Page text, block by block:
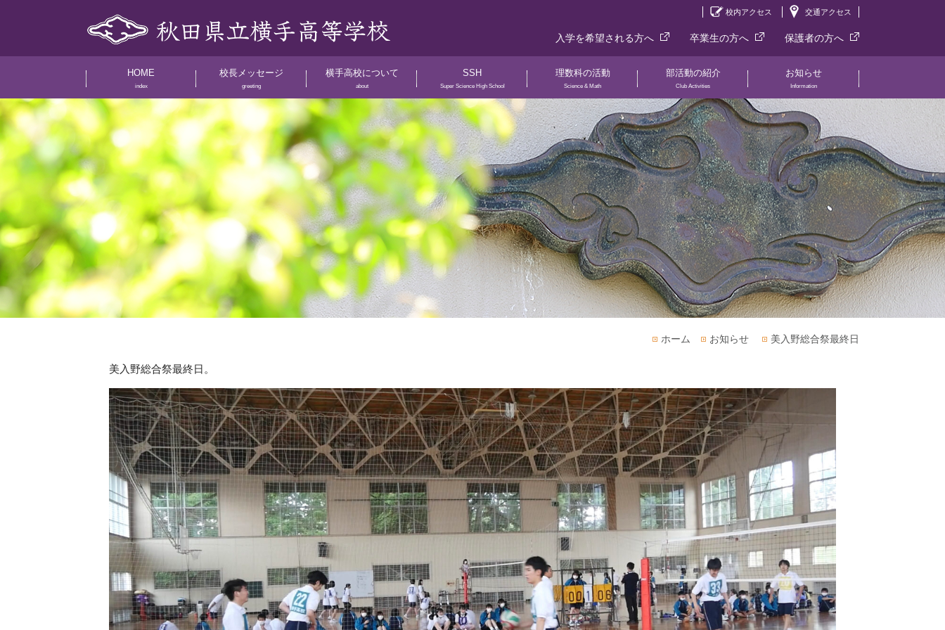
校内アクセス 交通アクセス
入学を希望される方へ 卒業生の方へ 保護者の方へ
HOME
index
校長メッセージ
greeting
横手高校について
about
SSH
Super Science High School
理数科の活動
Science & Math
部活動の紹介
Club Activities
お知らせ
Information
ホーム お知らせ 美入野総合祭最終日
美入野総合祭最終日。